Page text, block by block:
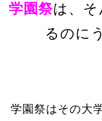
学園祭は、そ
るのに
学園祭はその大